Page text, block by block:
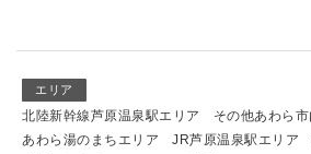
エリア
北陸新幹線芦原温泉駅エリア
その他あわら
あわら湯のまちエリア
JR芦原温泉駅エリア